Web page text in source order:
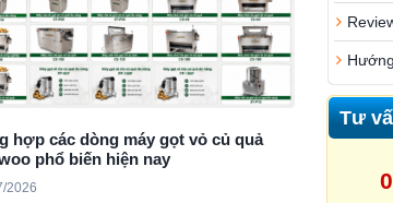
Tư
hợp các dòng máy gọt vỏ củ quả
phổ biến hiện nay
2026